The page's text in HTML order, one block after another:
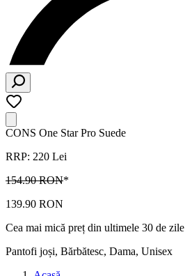
CONS One Star Pro Suede
RRP: 220 Lei
154.90 RON*
139.90 RON
Cea mai mică preț din ultimele 30 de
Pantofi joși, Bărbătesc, Dama, Unisex